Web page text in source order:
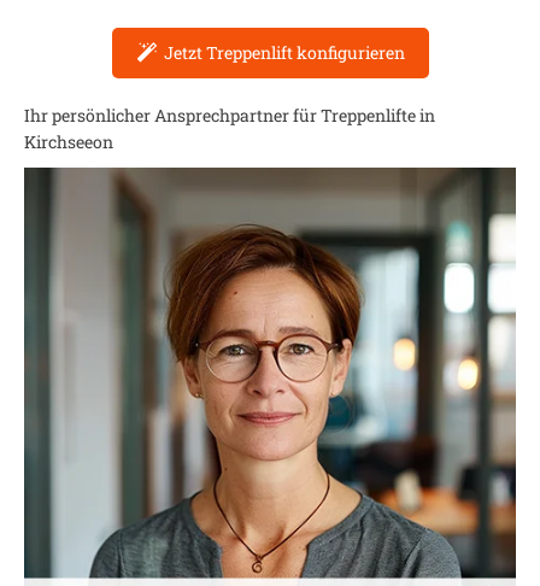
Jetzt Treppenlift konfigurieren
Ihr persönlicher Ansprechpartner für Treppenlifte in
Kirchseeon